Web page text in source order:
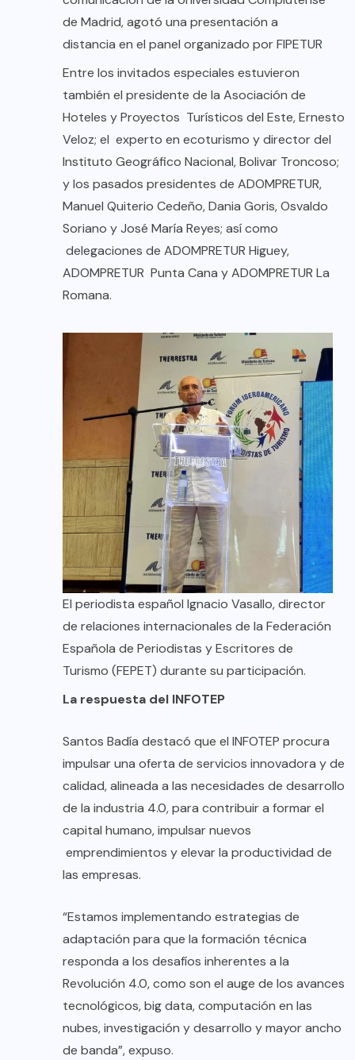
de Madrid, agotó una presentación a
distancia en el panel organizado por FIPETUR
Entre los invitados especiales estuvieron
también el presidente de la Asociación de
Hoteles y Proyectos Turísticos del Este, Ernesto
Veloz; el experto en ecoturismo y director del
Instituto Geográfico Nacional, Bolivar Troncoso;
y los pasados presidentes de ADOMPRETUR,
Manuel Quiterio Cedeño, Dania Goris, Osvaldo
Soriano y José María Reyes; así como
delegaciones de ADOMPRETUR Higuey,
ADOMPRETUR Punta Cana y ADOMPRETUR La
Romana.
El periodista español Ignacio Vasallo, director
de relaciones internacionales de la Federación
Española de Periodistas y Escritores de
Turismo (FEPET) durante su participación.
La respuesta del INFOTEP
Santos Badía destacó que el INFOTEP procura
impulsar una oferta de servicios innovadora y de
calidad, alineada a las necesidades de desarrollo
de la industria 4.0, para contribuir a formar el
capital humano, impulsar nuevos
emprendimientos y elevar la productividad de
las empresas.
“Estamos implementando estrategias de
adaptación para que la formación técnica
responda a los desafíos inherentes a la
Revolución 4.0, como son el auge de los avances
tecnológicos, big data, computación en las
nubes, investigación y desarrollo y mayor ancho
de banda”, expuso.